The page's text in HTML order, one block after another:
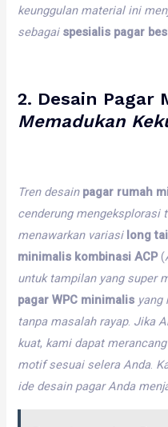
keunggulan material ini
sebagai spesialis pagar
2. Desain Pagar
Memadukan
Tren desain pagar rumah
cenderung mengeksplorasi
menawarkan variasi long
minimalis kombinasi ACP(
untuk tampilan yang super
pagar WPC minimalis yang
tanpa masalah rayap. Jika
kuat, kami dapat merancang
motif sesuai selera Anda.
ide desain pagar Anda